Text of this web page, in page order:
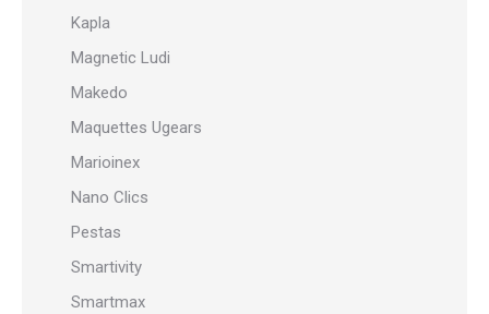
Kapla
Magnetic Ludi
Makedo
Maquettes Ugears
Marioinex
Nano Clics
Pestas
Smartivity
Smartmax